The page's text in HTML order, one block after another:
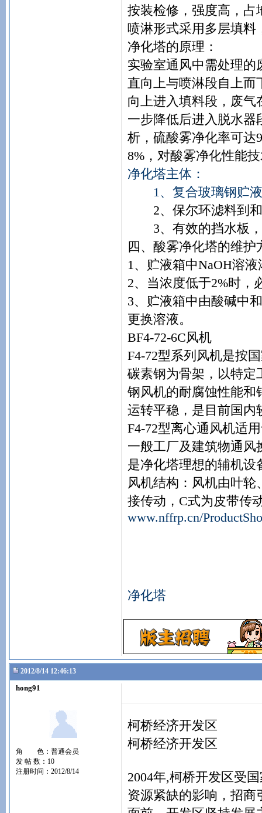
按装检修，强度高，占
喷淋形式采用多层填料
净化塔的原理：
实验室通风中需处理
直向上与喷淋段自上
向上进入填料段，废
一步降低后进入脱水
析，硫酸雾净化率可达
8%，对酸雾净化性能
净化塔主体：
1、复合玻璃钢贮液
2、保尔环滤料到和
3、有效的挡水板，
四、酸雾净化塔的维护
1、贮液箱中NaOH溶
2、当浓度低于2%时，
3、贮液箱中由酸碱中
更换溶液。
BF4-72-6C风机
F4-72型系列风机是按
碳素钢为骨架，以特定
钢风机的耐腐蚀性能和
运转平稳，是目前国内
F4-72型离心通风机适
一般工厂及建筑物通
是净化塔理想的辅机设
风机结构：风机由叶
接传动，C式为皮带传
www.nffrp.cn/
净化塔
2012/8/14 12:46:13
hong91
角 色：普通会员
发 帖 数：10
注册时间：2012/8/14
柯桥经济开发区
柯桥经济开发区
2004年,柯桥开发区受
资源紧缺的影响，招